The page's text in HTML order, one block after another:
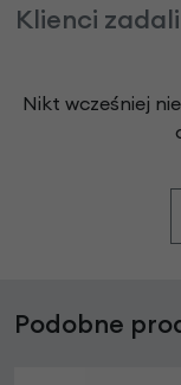
Klienci
Nikt wcześniej
Podobne